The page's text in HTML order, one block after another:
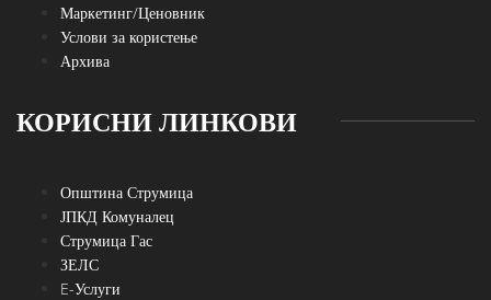
Маркетинг/Ценовник
Услови за користење
Архива
КОРИСНИ ЛИНКОВИ
Општина Струмица
ЈПКД Комуналец
Струмица Гас
ЗЕЛС
E-Услуги